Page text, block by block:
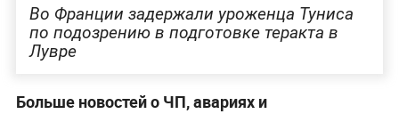
Во Франции задержали уроженца Туниса
по подозрению в подготовке теракта в
Лувре
Больше новостей о ЧП, авариях и